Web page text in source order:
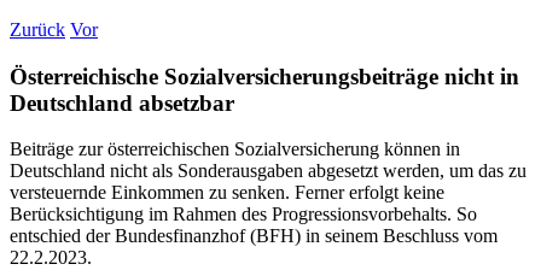
Zurück Vor
Österreichische Sozialversicherungsbeiträge nicht in
Deutschland absetzbar
Beiträge zur österreichischen Sozialversicherung können in
Deutschland nicht als Sonderausgaben abgesetzt werden, um das zu
versteuernde Einkommen zu senken. Ferner erfolgt keine
Berücksichtigung im Rahmen des Progressionsvorbehalts. So
entschied der Bundesfinanzhof (BFH) in seinem Beschluss vom
22.2.2023.